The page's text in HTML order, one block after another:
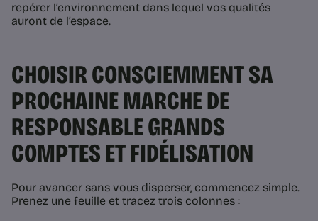
repérer l’environnement dans lequel vos qualités
auront de l’espace.
CHOISIR CONSCIEMMENT SA
PROCHAINE MARCHE DE
RESPONSABLE GRANDS
COMPTES ET FIDÉLISATION
Pour avancer sans vous disperser, commencez simple.
Prenez une feuille et tracez trois colonnes :